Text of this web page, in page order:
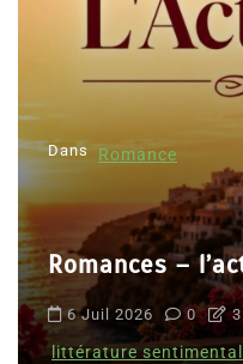
Dans Romance
Romances –
6 Juil 2026 0 3
littérature